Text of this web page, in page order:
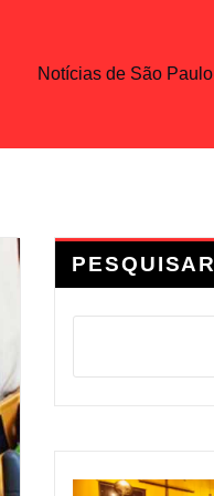
Notícias de São Paulo
PESQUISAR